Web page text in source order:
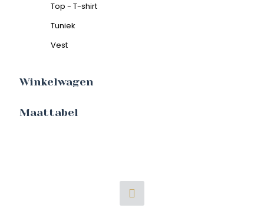
Top - T-shirt
Tuniek
Vest
Winkelwagen
Maattabel